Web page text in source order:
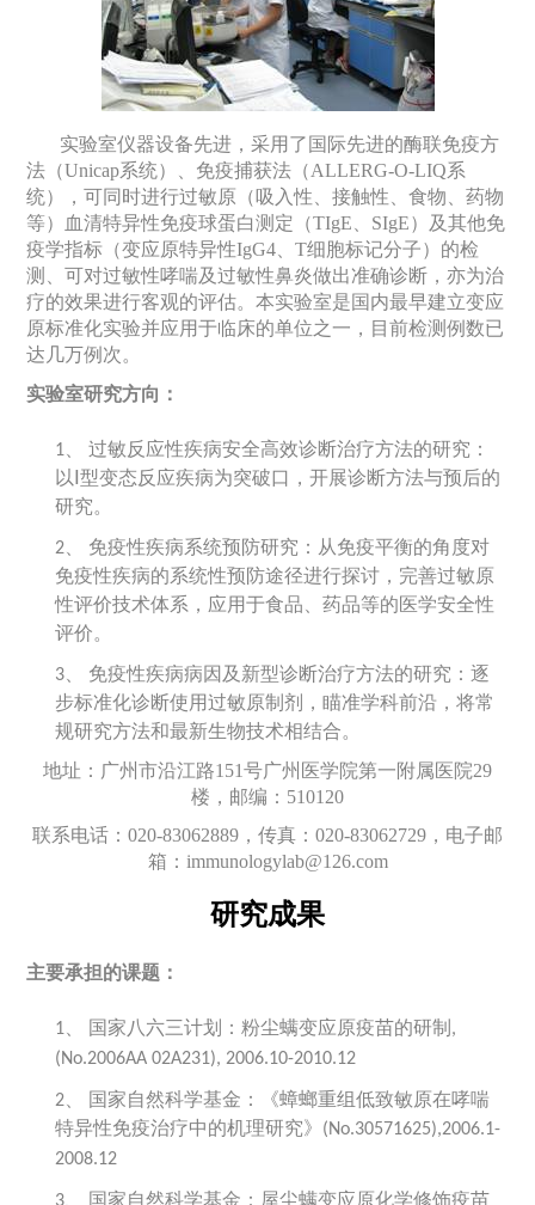
实验室仪器设备先进，采用了国际先进的酶联免疫方
法（Unicap系统）、免疫捕获法（ALLERG-O-LIQ系
统），可同时进行过敏原（吸入性、接触性、食物、药物
等）血清特异性免疫球蛋白测定（TIgE SIgE）及其他免
疫学指标（变应原特异性IgG4 、T细胞标记分子）的检
测、可对过敏性哮喘及过敏性鼻炎做出准确诊断，亦为治
疗的效果进行客观的评估。本实验室是国内最早建立变应
原标准化实验并应用于临床的单位之一，目前检测例数已
达几万例次。
实验室研究方向：
1、
过敏反应性疾病安全高效诊断治疗方法的研究：
以Ⅰ型变态反应疾病为突破口，开展诊断方法与预后的
研究。
2、
免疫性疾病系统预防研究：从免疫平衡的角度对
免疫性疾病的系统性预防途径进行探讨，完善过敏原
性评价技术体系，应用于食品、药品等的医学安全性
评价。
3、
免疫性疾病病因及新型诊断治疗方法的研究：逐
步标准化诊断使用过敏原制剂，瞄准学科前沿，将常
规研究方法和最新生物技术相结合。
地址：广州市沿江路151号广州医学院第一附属医院29
楼，邮编： 510120
联系电话： 020-83062889 ，传真： 020-83062729 ，电子邮
箱： immunologylab@126.com
研究成果
主要承担的课题：
1、 国家八六三计划：粉尘螨变应原疫苗的研制 ,
(No.2006AA 02A231), 2006.10-2010.12
2、
国家自然科学基金：《蟑螂重组低致敏原在哮喘
特异性免疫治疗中的机理研究》 (No.30571625),2006.1-
2008.12
3、 国家自然科学基金：屋尘螨变应原化学修饰疫苗